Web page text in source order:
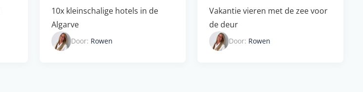
10x kleinschalige hotels in de
Algarve
Door: Rowen
Vakantie vieren met de zee voor
de deur
Door: Rowen